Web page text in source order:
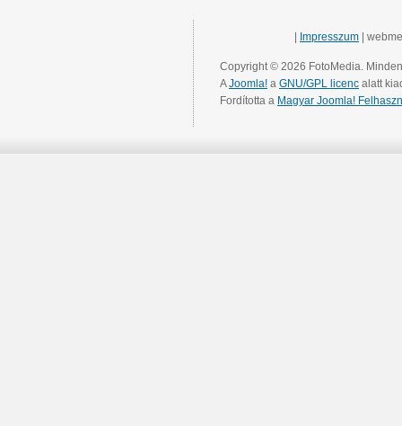
Impresszum |
Copyright © 2026 FotoMedia.
AJoomla! a GNU/GPL licenc alatt
Fordította a Magyar Joomla!